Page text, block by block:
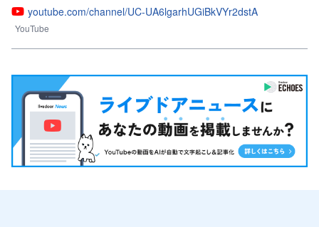
youtube.com/channel/UC-UA6lgarhUGiBkVYr2dstA
YouTube